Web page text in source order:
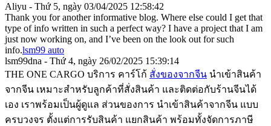
Aliyu - Thứ 5, ngày 03/04/2025 12:58:42
Thank you for another informative blog. Where else could I get that
type of info written in such a perfect way? I have a project that I am
just now working on, and I’ve been on the look out for such
info.lsm99 auto
lsm99dna - Thứ 4, ngày 26/02/2025 15:39:14
THE ONE CARGO บริการ คาร์โก้ สั่งของจากจีน นำเข้าสินค้า
จากจีน เหมาะสำหรับลูกค้าที่สั่งสินค้า และติดต่อกับร้านจีนได้
เอง เราพร้อมเป็นผู้ดูแล ส่วนของการ นำเข้าสินค้าจากจีน แบบ
ครบวงจร ตั้งแต่การรับสินค้า แยกสินค้า พร้อมทั้งจัดการภาษี